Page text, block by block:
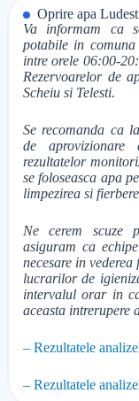
Oprire apa
Va informam ca
potabile in comuna
intre orele 06:00-
Rezervoarelor de
Se recomanda ca
de
rezultatelor
se foloseasca apa
limpezirea si
Ne cerem scuze
asiguram ca
necesare in
lucrarilor de
intervalul orar in
aceasta intrerupere
– Rezultatele
– Rezultatele